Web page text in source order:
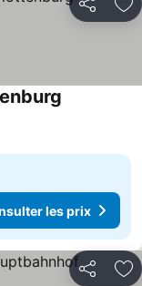
Partager
les prix
Partager